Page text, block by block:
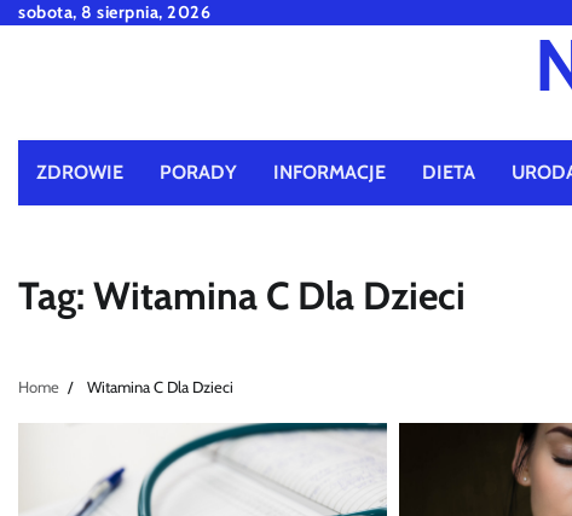
Skipsobota, 8 sierpnia, 2026
ZDROWIE PORADY INFORMACJE DIETA
Tag: Witamina C Dla Dzieci
Home Witamina C Dla Dzieci